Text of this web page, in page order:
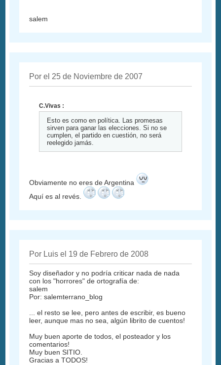
salem
Por el 25 de Noviembre de 2007
C.Vivas :
Esto es como en política. Las promesas
sirven para ganar las elecciones. Si no se
cumplen, el partido en cuestión, no será
reelegido jamás.
Obviamente no eres de Argentina
Aquí es al revés.
Por Luis el 19 de Febrero de 2008
Soy diseñador y no podría criticar nada de nada
con los "horrores" de ortografía de:
salem
Por: salemterrano_blog
... el resto se lee, pero antes de escribir, es bueno
leer, aunque mas no sea, algún librito de cuentos!
Muy buen aporte de todos, el posteador y los
comentarios!
Muy buen SITIO.
Gracias a TODOS!